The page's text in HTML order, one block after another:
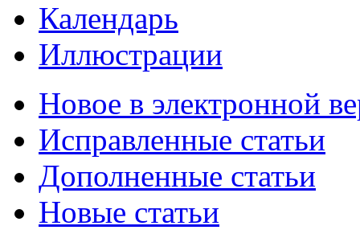
Календарь
Иллюстрации
Новое в электронной
Исправленные статьи
Дополненные статьи
Новые статьи